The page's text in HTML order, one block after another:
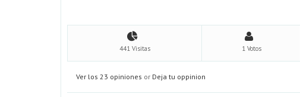
441 Visitas 1 Votos
Ver los 23 opiniones or Deja tu oppinion